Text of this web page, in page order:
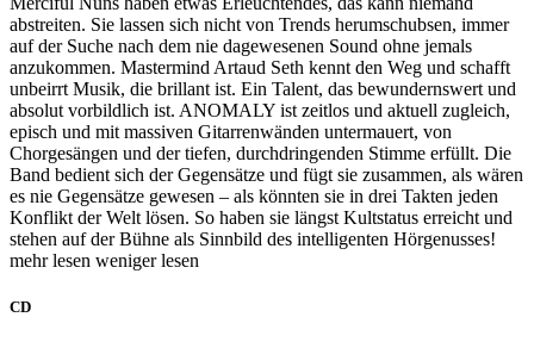
abstreiten. Sie lassen sich nicht von Trends herumschubsen, immer
auf der Suche nach dem nie dagewesenen Sound ohne jemals
anzukommen. Mastermind Artaud Seth kennt den Weg und schafft
unbeirrt Musik, die brillant ist. Ein Talent, das bewundernswert und
absolut vorbildlich ist. ANOMALY ist zeitlos und aktuell zugleich,
episch und mit massiven Gitarrenwänden untermauert, von
Chorgesängen und der tiefen, durchdringenden Stimme erfüllt. Die
Band bedient sich der Gegensätze und fügt sie zusammen, als wären
es nie Gegensätze gewesen – als könnten sie in drei Takten jeden
Konflikt der Welt lösen. So haben sie längst Kultstatus erreicht und
stehen auf der Bühne als Sinnbild des intelligenten Hörgenusses!
mehr lesen weniger lesen
CD